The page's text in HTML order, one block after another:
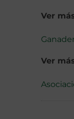
Ver
Ver